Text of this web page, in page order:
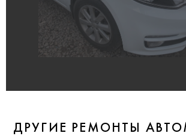
ДРУГИЕ РЕМОНТЫ